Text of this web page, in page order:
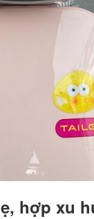
hợp xu